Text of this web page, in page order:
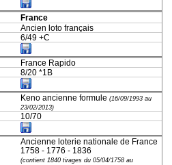
France
Ancien loto français
6/49 +C
France Rapido
8/20 *1B
Keno ancienne formule (16/09/1993 au
23/02/2013)
10/70
Ancienne loterie nationale de France
1758 - 1776 - 1836
(contient 1840 tirages du 05/04/1758 au